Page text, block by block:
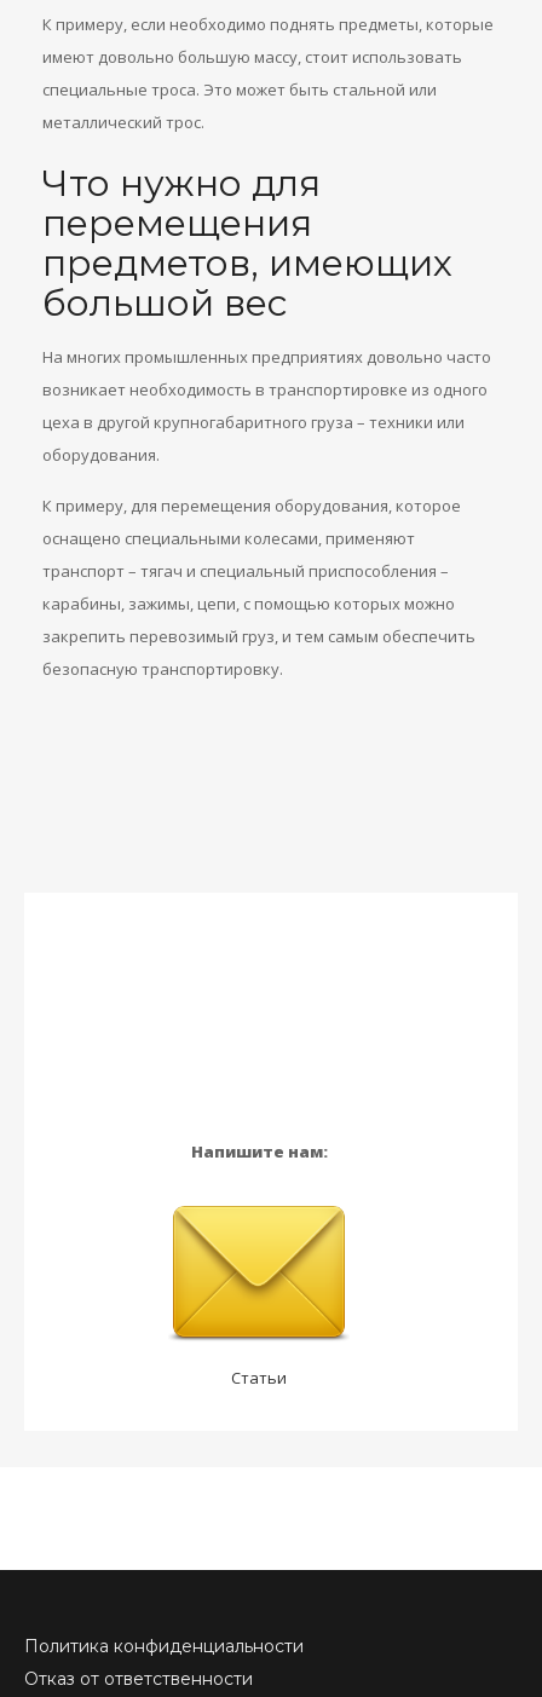
К примеру, если необходимо поднять предметы, которые
имеют довольно большую массу, стоит использовать
специальные троса. Это может быть стальной или
металлический трос.
Что нужно для
перемещения
предметов, имеющих
большой вес
На многих промышленных предприятиях довольно часто
возникает необходимость в транспортировке из одного
цеха в другой крупногабаритного груза – техники или
оборудования.
К примеру, для перемещения оборудования, которое
оснащено специальными колесами, применяют
транспорт – тягач и специальный приспособления –
карабины, зажимы, цепи, с помощью которых можно
закрепить перевозимый груз, и тем самым обеспечить
безопасную транспортировку.
Напишите нам:
Статьи
Политика конфиденциальности
Отказ от ответственности